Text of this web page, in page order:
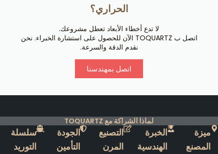
الحراري؟
لا تدع أخطاء الأبعاد تعطل مشروعك.
اتصل ب TOQUARTZ الآن للحصول على استشارة الخبراء. نحن
نقدم الدقة والسرعة.
اتصل بمهندسنا
لماذا الشراكة مع TOQUARTZ
ميزة
المصنع
الخبرة
الهندسية
التصنيع
المرن
الجودة
التأمين
سلسلة
التوريد